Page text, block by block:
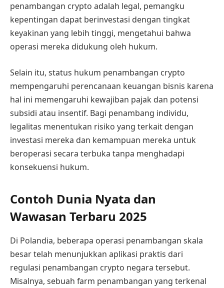
penambangan crypto adalah legal, pemangku
kepentingan dapat berinvestasi dengan tingkat
keyakinan yang lebih tinggi, mengetahui bahwa
operasi mereka didukung oleh hukum.
Selain itu, status hukum penambangan crypto
mempengaruhi perencanaan keuangan bisnis karena
hal ini memengaruhi kewajiban pajak dan potensi
subsidi atau insentif. Bagi penambang individu,
legalitas menentukan risiko yang terkait dengan
investasi mereka dan kemampuan mereka untuk
beroperasi secara terbuka tanpa menghadapi
konsekuensi hukum.
Contoh Dunia Nyata dan
Wawasan Terbaru 2025
Di Polandia, beberapa operasi penambangan skala
besar telah menunjukkan aplikasi praktis dari
regulasi penambangan crypto negara tersebut.
Misalnya, sebuah farm penambangan yang terkenal